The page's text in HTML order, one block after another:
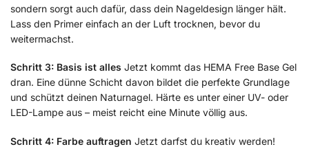
sondern sorgt auch dafür, dass dein Nageldesign länger hält.
Lass den Primer einfach an der Luft trocknen, bevor du
weitermachst.
Schritt 3: Basis ist alles Jetzt kommt das HEMA Free Base Gel
dran. Eine dünne Schicht davon bildet die perfekte Grundlage
und schützt deinen Naturnagel. Härte es unter einer UV- oder
LED-Lampe aus – meist reicht eine Minute völlig aus.
Schritt 4: Farbe auftragen Jetzt darfst du kreativ werden!